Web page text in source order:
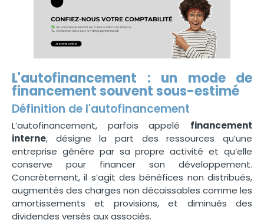
L'autofinancement : un mode de
financement souvent sous-estimé
Définition de l'autofinancement
L’autofinancement, parfois appelé financement
interne, désigne la part des ressources qu’une
entreprise génère par sa propre activité et qu’elle
conserve pour financer son développement.
Concrètement, il s’agit des bénéfices non distribués,
augmentés des charges non décaissables comme les
amortissements et provisions, et diminués des
dividendes versés aux associés.